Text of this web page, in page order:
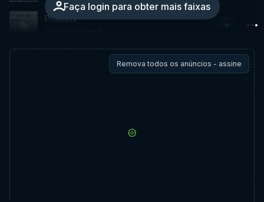
Faça login para obter mais faixas
Promets
Remova todos os anúncios - assine